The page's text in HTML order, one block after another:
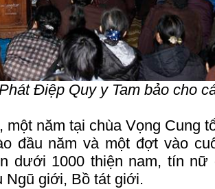
Điệp Quy y Tam bảo cho
năm tại chùa Vọng Cung
đầu năm và một đợt vào
dưới 1000 thiện nam, tín nữ
Ngũ giới, Bồ tát giới.